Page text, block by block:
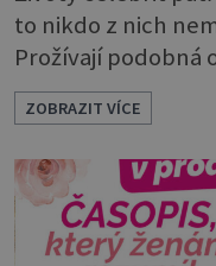
to nikdo z nich
Prožívají podobná
běžných lidí, ale
tomto speciálním
týdeníku Můj čas
trpké osudy těch
oblasti
zklamáních,
ZOBRAZIT VÍCE